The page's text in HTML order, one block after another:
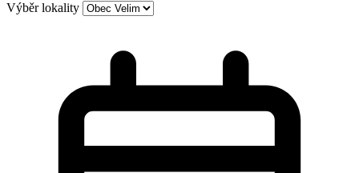
Výběr lokality